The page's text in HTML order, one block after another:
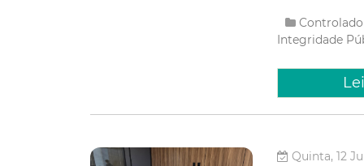
Integridade
Quinta, 12